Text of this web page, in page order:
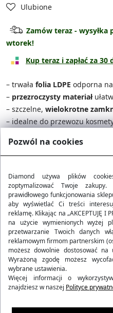
Ulubione
Zamów teraz - wysyłka
wtorek!
Kup teraz i zapłać za 30
– trwała folia LDPE odporna
– przezroczysty materiał
– szczelne, wielokrotne
– idealne do przewozu
Darmowa dostawa od 200
30 dni na zwrot
Opis i parametry
Opinie
Pozwól na cookies
Diamond używa plików
zoptymalizować Twoje
prawidłowego funkcjonowania
aby wyświetlać Ci treści
reklamę. Klikając na „AKCEPTUJĘ I
na użycie wymienionych wyżej
przetwarzanie Twoich danych
reklamowym firmom partnerskim
możesz dowolnie dostosować
Wyrażoną zgodę możesz
wybrane ustawienia.
Więcej informacji o
znajdziesz w naszej Polityce